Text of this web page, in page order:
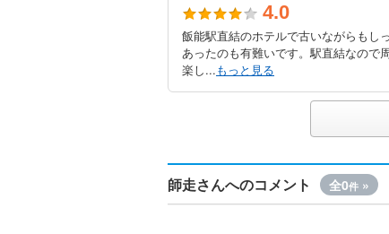
4.0
飯能駅直結のホテルで古いながらもし
あったのも有難いです。駅直結なので
楽し...もっと見る
師走さんへのコメント 全0件 »